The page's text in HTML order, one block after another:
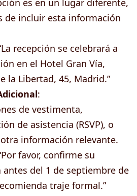
de incluir esta información
recepción se celebrará a
en el Hotel Gran Vía,
la Libertad, 45, Madrid.”
:
de vestimenta,
de asistencia (RSVP), o
información relevante.
favor, confirme su
antes del 1 de septiembre de
traje formal.”